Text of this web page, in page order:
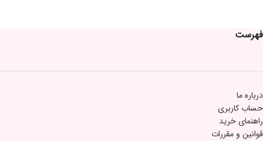
فهرست
درباره ما
حساب کاربری
راهنمای خرید
قوانین و مقررات